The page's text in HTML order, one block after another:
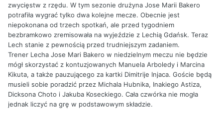
zwycięstw z rzędu. W tym sezonie drużyna Jose Marii Bakero
potrafiła wygrać tylko dwa kolejne mecze. Obecnie jest
niepokonana od trzech spotkań, ale przed tygodniem
bezbramkowo zremisowała na wyjeździe z Lechią Gdańsk. Teraz
Lech stanie z pewnością przed trudniejszym zadaniem.
Trener Lecha Jose Mari Bakero w niedzielnym meczu nie będzie
mógł skorzystać z kontuzjowanych Manuela Arboledy i Marcina
Kikuta, a także pauzującego za kartki Dimitrije Injaca. Goście będą
musieli sobie poradzić przez Michala Hubnika, Inakiego Astiza,
Dicksona Choto i Jakuba Koseckiego. Cała czwórka nie mogła
jednak liczyć na grę w podstawowym składzie.